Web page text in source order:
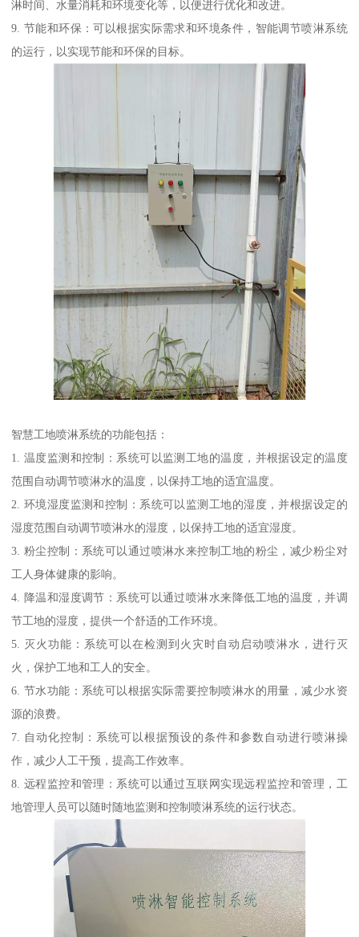
淋时间、水量消耗和环境变化等，以便进行优化和改进。
9. 节能和环保：可以根据实际需求和环境条件，智能调节喷淋系统
的运行，以实现节能和环保的目标。
智慧工地喷淋系统的功能包括：
1. 温度监测和控制：系统可以监测工地的温度，并根据设定的温度
范围自动调节喷淋水的温度，以保持工地的适宜温度。
2. 环境湿度监测和控制：系统可以监测工地的湿度，并根据设定的
湿度范围自动调节喷淋水的湿度，以保持工地的适宜湿度。
3. 粉尘控制：系统可以通过喷淋水来控制工地的粉尘，减少粉尘对
工人身体健康的影响。
4. 降温和湿度调节：系统可以通过喷淋水来降低工地的温度，并调
节工地的湿度，提供一个舒适的工作环境。
5. 灭火功能：系统可以在检测到火灾时自动启动喷淋水，进行灭
火，保护工地和工人的安全。
6. 节水功能：系统可以根据实际需要控制喷淋水的用量，减少水资
源的浪费。
7. 自动化控制：系统可以根据预设的条件和参数自动进行喷淋操
作，减少人工干预，提高工作效率。
8. 远程监控和管理：系统可以通过互联网实现远程监控和管理，工
地管理人员可以随时随地监测和控制喷淋系统的运行状态。